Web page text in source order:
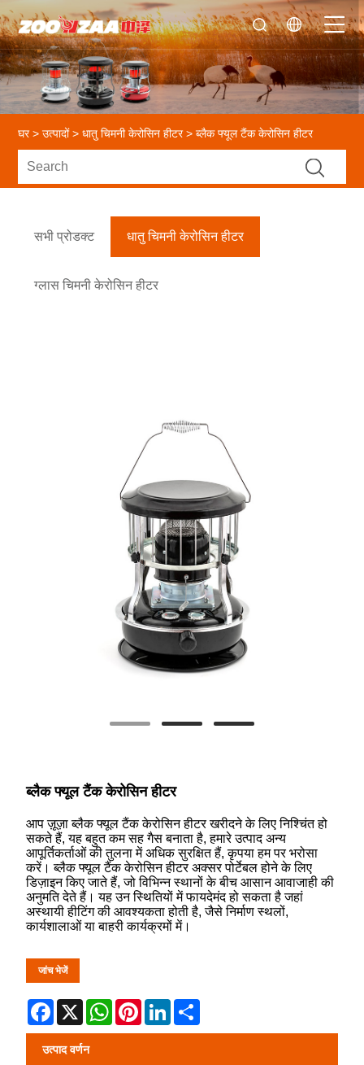
घर > उत्पादों>धातु चिमनी केरोसिन हीटर> ब्लैक फ्यूल टैंक केरोसिन हीटर
सभी प्रोडक्ट धातु चिमनी केरोसिन हीटर
ग्लास चिमनी केरोसिन हीटर
ब्लैक फ्यूल टैंक केरोसिन हीटर
आप ज़ूज़ा ब्लैक फ्यूल टैंक केरोसिन हीटर खरीदने के लिए निश्चिंत हो
सकते हैं, यह बहुत कम सह गैस बनाता है, हमारे उत्पाद अन्य
आपूर्तिकर्ताओं की तुलना में अधिक सुरक्षित हैं, कृपया हम पर भरोसा
करें। ब्लैक फ्यूल टैंक केरोसिन हीटर अक्सर पोर्टेबल होने के लिए
डिज़ाइन किए जाते हैं, जो विभिन्न स्थानों के बीच आसान आवाजाही की
अनुमति देते हैं। यह उन स्थितियों में फायदेमंद हो सकता है जहां
अस्थायी हीटिंग की आवश्यकता होती है, जैसे निर्माण स्थलों,
कार्यशालाओं या बाहरी कार्यक्रमों में।
जांच भेजें
Facebook
X WhatsApp
PinterestLinkedIn
उत्पाद वर्णन